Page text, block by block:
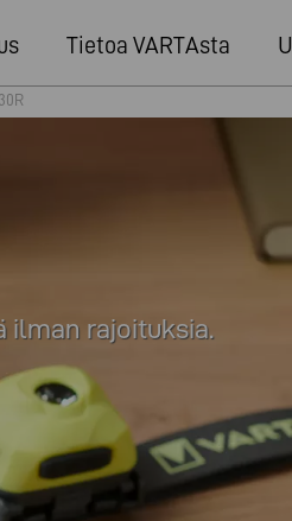
Tietoa VARTAsta
ilman rajoituksia.